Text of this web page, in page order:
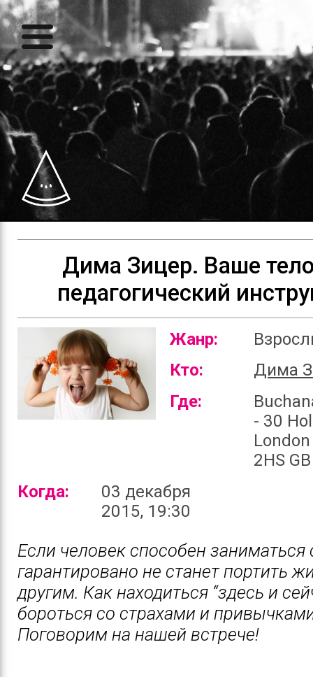
Дима Зицер. Ваше
педагогический
Жанр:
Кто:
Дима
Где:
- 30
2HS GB
Когда:
03 декабря
2015, 19:30
Если человек способен заниматься
гарантировано не станет портить
другим. Как находиться “здесь и
бороться со страхами и
Поговорим на нашей встрече!